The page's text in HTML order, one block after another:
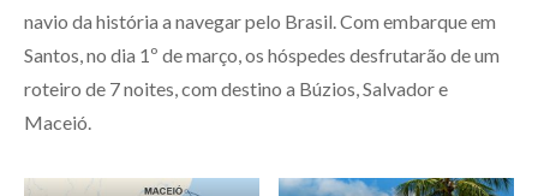
navio da história a navegar pelo Brasil. Com embarque em
Santos, no dia 1º de março, os hóspedes desfrutarão de um
roteiro de 7 noites, com destino a Búzios, Salvador e
Maceió.